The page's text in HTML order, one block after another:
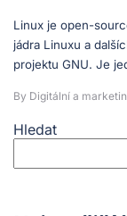
Linux je open-
jádra Linuxu a
projektu GNU. Je
By Digitální a
Hledat